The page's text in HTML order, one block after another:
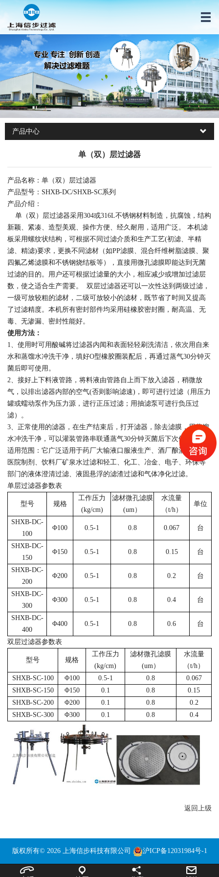
产品中心
单（双）层过滤器
产品名称：单（双）层过滤器
产品型号：SHXB-DC/SHXB-SC系列
产品介绍：
单（双）层过滤器采用304或316L不锈钢材料制造，抗腐蚀，结构
新颖、紧凑、造型美观、操作方便、经久耐用，适用广泛。 本机滤
板采用螺纹状结构，可根据不同过滤介质和生产工艺(初滤、半精
滤、精滤)要求，更换不同滤材（如PP滤膜、混合纤维树脂滤膜、聚
四氟乙烯滤膜和不锈钢烧结板等），直接用微孔滤膜即能达到无菌
过滤的目的。用户还可根据过滤量的大小，相应减少或增加过滤层
数，使之适合生产需要。
双层过滤器还可以一次性达到两级过滤，
一级可放较粗的滤材，二级可放较小的滤材，既节省了时间又提高
了过滤精度。本机所有密封部件均采用硅橡胶密封圈，耐高温、无
毒、无渗漏、密封性能好。
使用方法：
1、使用时可用酸碱将过滤器内闻和表面轻轻刷洗清洁，依次用自来
水和蒸馏水冲洗干净，填好O型橡胶圈装配后，再通过蒸气30分钟灭
菌后即可使用。
2、接好上下料液管路，将料液由管路自上而下放入滤器，稍微放
气，以排出滤器内部的空气(否则影响滤速) ，即可进行过滤（用压力
罐或蠕动泵作为压力源，进行正压过滤；用抽滤泵可进行负压过
滤）。
3、正常使用的滤器，在生产结束后，打开滤器，除去滤膜，用蒸馏
水冲洗干净，可以灌装管路串联通蒸气30分钟灭菌后下次使用。
适用范围：它广泛适用于药厂大输液口服液生产、酒厂酿酒、大中
医院制剂、饮料厂矿泉水过滤和轻工、化工、冶金、电子、环保等
部门的液体澄清过滤、液固悬浮的滤渣过滤和气体净化过滤。
单层过滤器参数表
型号 规格
工作压力
(kg/cm)
滤材微孔滤膜
(um）
水流量
（t/h）
单位
SHXB-DC-
100
Φ100 0.5-1 0.8 0.067 台
SHXB-DC-
150
Φ150 0.5-1 0.8 0.15 台
SHXB-DC-
200
Φ200 0.5-1 0.8 0.2 台
SHXB-DC-
300
Φ300 0.5-1 0.8 0.4 台
SHXB-DC-
400
Φ400 0.5-1 0.8 0.6 台
双层过滤器参数表
型号 规格
工作压力
(kg/cm)
滤材微孔滤膜
(um）
水流量
（t/h）
SHXB-SC-100
Φ100 0.5-1 0.8
0.067
SHXB-SC-150
Φ150 0.1 0.8
0.15
SHXB-SC-200
Φ200 0.1 0.8
0.2
SHXB-SC-300
Φ300 0.1 0.8 0.4
返回上级
版权所有© 2026 上海信步科技有限公司 沪ICP备12031984号-1